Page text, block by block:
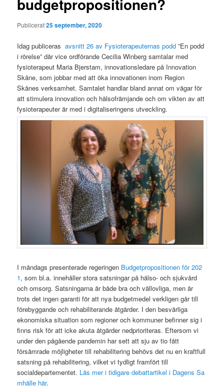
budgetpropositionen?
Publicerat25 september, 2020
Idag publicerasavsnitt 26 av Fysioterapeuternas podd ”En podd
i rörelse” där vice ordförande Cecilia Winberg samtalar med
fysioterapeut Maria Bjerstam, innovationsledare på Innovation
Skåne, som jobbar med att öka innovationen inom Region
Skånes verksamhet. Samtalet handlar bland annat om vägar för
att stimulera innovation och hälsofrämjande och om vikten av att
fysioterapeuter är med i digitaliseringens utveckling.
I måndags presenterade regeringen Budgetpropositionen för 202
1, som bl.a. innehåller stora satsningar på hälso- och sjukvård
och omsorg. Satsningarna är både bra och vällovliga, men är
trots det ingen garanti för att nya budgetmedel verkligen går till
förebyggande och rehabiliterande åtgärder. I den besvärliga
ekonomiska situation som regioner och kommuner befinner sig i
finns risk för att icke akuta åtgärder nedprioriteras. Eftersom vi
under den pågående pandemin har sett att sju av tio fått
försämrade möjligheter till rehabilitering behövs det nu en kraftfull
satsning på rehabilitering, vilket vi tydligt framfört till
socialdepartementet. Läs mer i tidigare debattartikel i Dagens Sa
mhälle här.